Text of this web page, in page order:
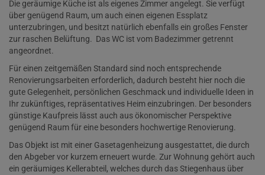
Die geräumige Küche ist als eigenes Zimmer angelegt. Sie verfügt
über genügend Raum, um auch einen eigenen Essplatz
unterzubringen, und besitzt natürlich ebenfalls ein großes Fenster
zur raschen Belüftung. Das WC ist vom Badezimmer getrennt
angeordnet.
Für einen zeitgemäßen Standard sind noch entsprechende
Renovierungsarbeiten erforderlich, dadurch besteht hier noch die
gute Gelegenheit, persönlichen Geschmack und individuelle Ideen in
Ihr zukünftiges, repräsentatives Heim einzubringen. Der besonders
günstige Kaufpreis lässt auch aus ökonomischer Perspektive
genügend Raum für eine besonders hochwertige Renovierung.
Das Objekt ist mit einer Gasetagenheizung ausgestattet, die durch
den Abgeber vor kurzem erneuert wurde. Zur Wohnung gehört auch
ein geräumiges Kellerabteil, welches durch das Stiegenhaus über